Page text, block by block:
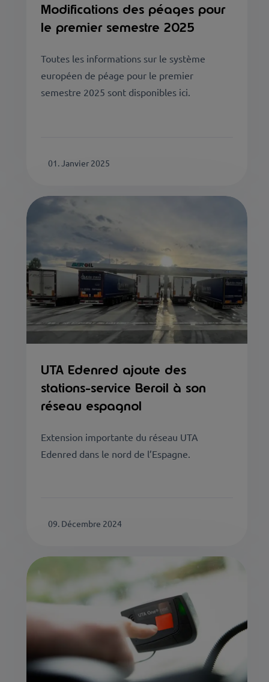
Modifications des péages pour
le premier semestre 2025
Toutes les informations sur le système
européen de péage pour le premier
semestre 2025 sont disponibles ici.
01. Janvier 2025
UTA Edenred ajoute des
stations-service Beroil à son
réseau espagnol
Extension importante du réseau UTA
Edenred dans le nord de l’Espagne.
09. Décembre 2024